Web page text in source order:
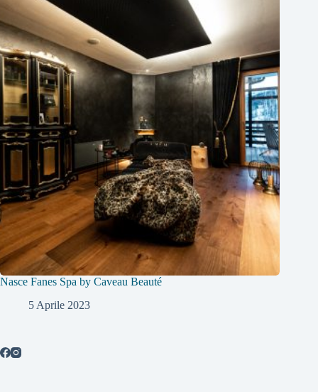
Nasce Fanes Spa by Caveau Beauté
5 Aprile 2023